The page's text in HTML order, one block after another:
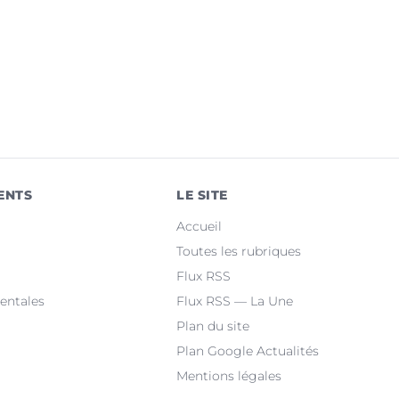
LE SITE
Accueil
Toutes les rubriques
Flux RSS
Flux RSS — La Une
Plan du site
Plan Google Actualités
Mentions légales